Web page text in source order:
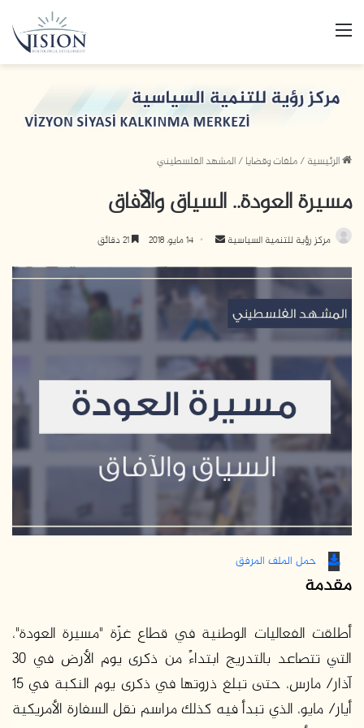
القائمة
الرئيسية/ملفات وقضايا/المشهد الفلسطيني
مسيرة العودة.. السياق والآفاق
مركز رؤية للتنمية السياسية
أرسل
إلكترونيا
14 مايو، 2018
حمل الملف المرفق
مقدمة
أطلقت الفعاليات الوطنية في قطاع غزّة "مسيرة العودة"،
التي تتصاعد بالتدريج ابتداءً من ذكرى يوم الأرض في 30
آذار/ مارس، حتى تبلغ ذروتها في ذكرى يوم النكبة في 15
أيار/ مايو، الذي تبدأ فيه كذلك مراسم نقل السفارة الأمريكية